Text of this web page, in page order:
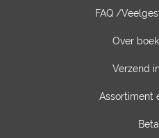
FAQ /
Over
Verzend
Assortiment